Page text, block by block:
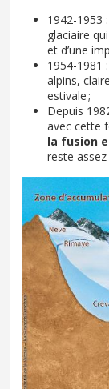
1942-1953
glaciaire
et d’une
1954-1981
alpins,
estivale ;
Depuis
avec cette
la fusion
reste assez